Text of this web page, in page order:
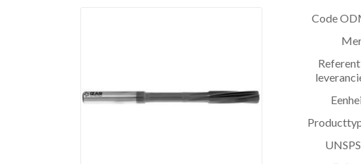
Code